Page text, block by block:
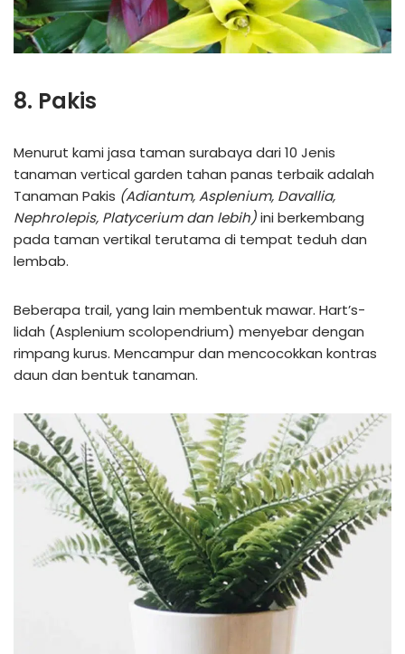
8. Pakis
Menurut kami jasa taman surabaya dari 10 Jenis
tanaman vertical garden tahan panas terbaik adalah
Tanaman Pakis (Adiantum, Asplenium, Davallia,
Nephrolepis, Platycerium dan lebih)ini berkembang
pada taman vertikal terutama di tempat teduh dan
lembab.
Beberapa trail, yang lain membentuk mawar. Hart’s-
lidah (Asplenium scolopendrium) menyebar dengan
rimpang kurus. Mencampur dan mencocokkan kontras
daun dan bentuk tanaman.